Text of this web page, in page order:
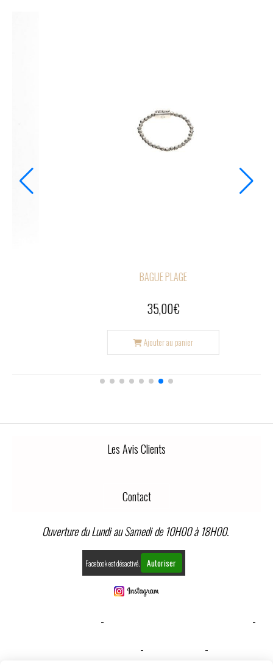
BAGUE PINEDE ROSE GOLD
49,00€
Ajouter au panier
Les Avis Clients
Contact
Ouverture du Lundi au Samedi de 10H00 à 18H00.
Facebook est désactivé. Autoriser